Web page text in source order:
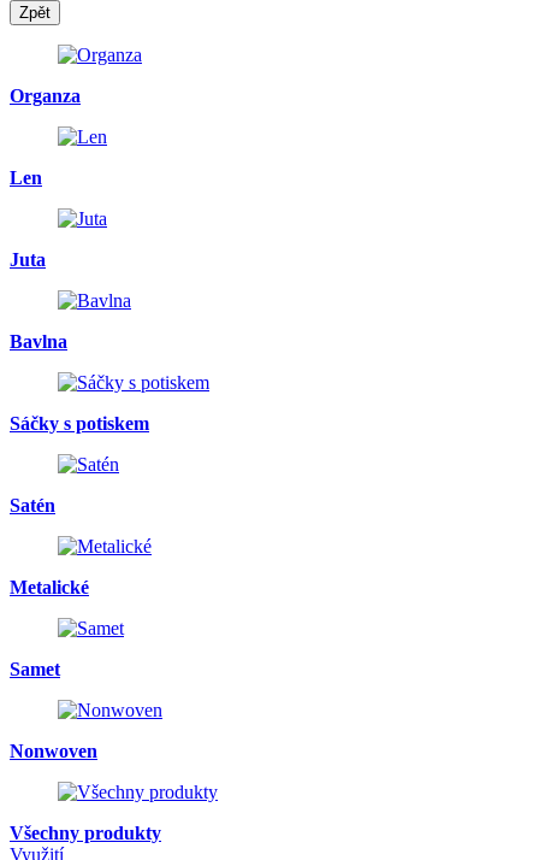
Zpět
Organza
Len
Juta
Bavlna
Sáčky s potiskem
Satén
Metalické
Samet
Nonwoven
Všechny produkty
Využití